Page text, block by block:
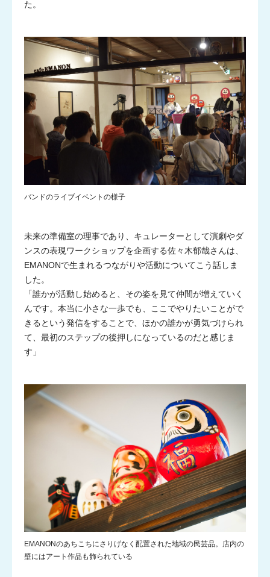
君は未知数 について
た。
バンドのライブイベントの様子
未来の準備室の理事であり、キュレーターとして演劇やダ
ンスの表現ワークショップを企画する佐々木郁哉さんは、
EMANONで生まれるつながりや活動についてこう話しま
した。
「誰かが活動し始めると、その姿を見て仲間が増えていく
んです。本当に小さな一歩でも、ここでやりたいことがで
きるという発信をすることで、ほかの誰かが勇気づけられ
て、最初のステップの後押しになっているのだと感じま
す」
EMANONのあちこちにさりげなく配置された地域の民芸品。店内の
壁にはアート作品も飾られている